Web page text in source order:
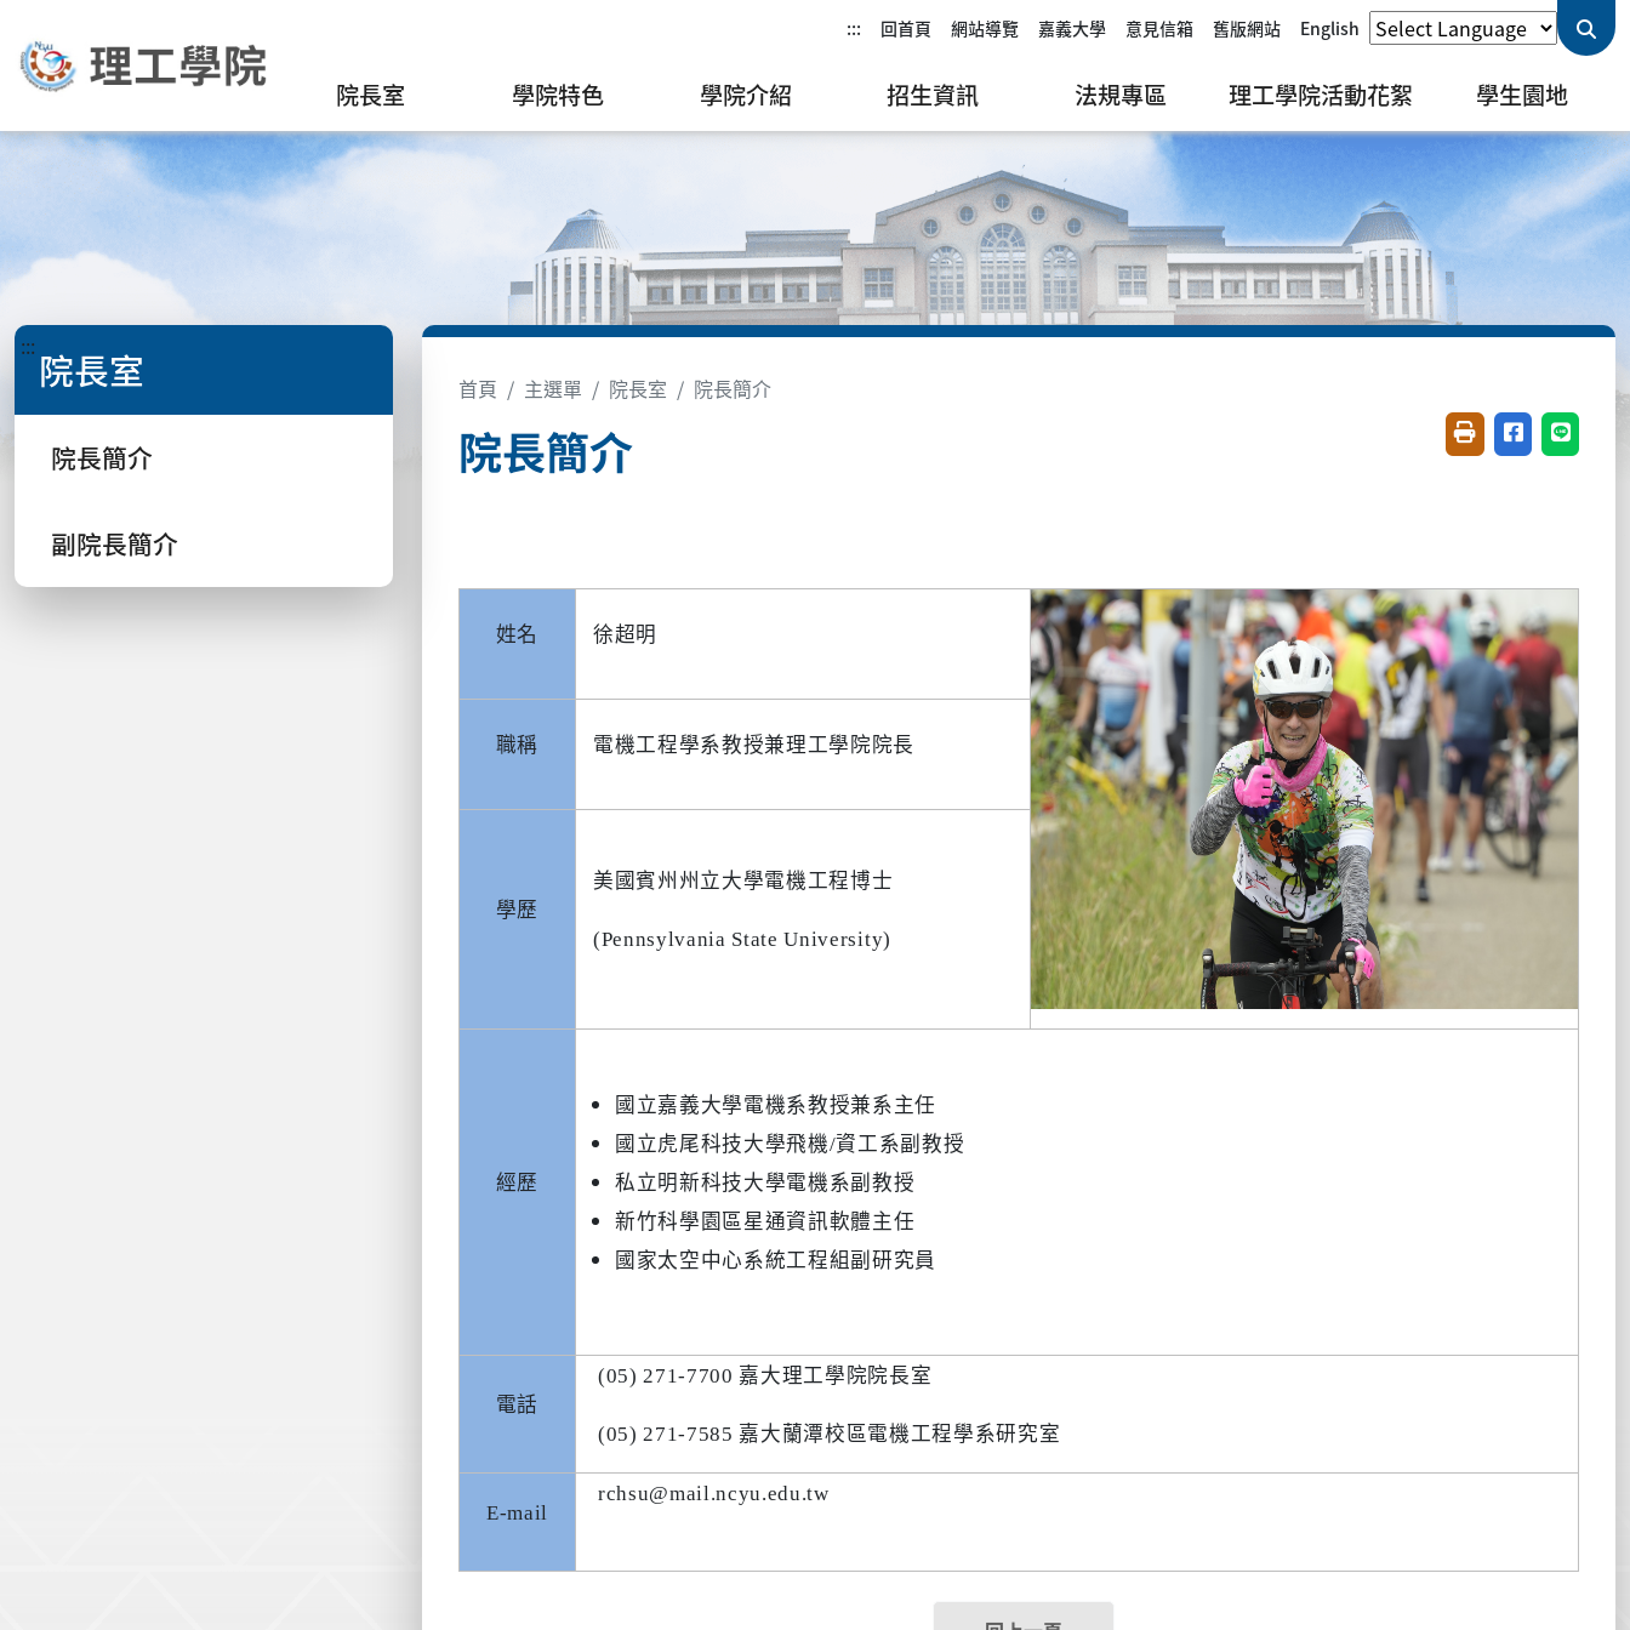
::: 回首頁 網站導覽 嘉義大學 意見信箱 舊版網站 English
院長室 學院特色 學院介紹 招生資訊 法規專區 理工學院活動花絮 學生園地
::: 院長室
院長簡介
副院長簡介
首頁 主選單 院長室 院長簡介
院長簡介 友善列印(開新視窗)
分享至臉書(
分享至
姓名 徐超明
職稱 電機工程學系教授兼理工學院院長
學歷
美國賓州州立大學電機工程博士
(Pennsylvania State University)
經歷
國立嘉義大學電機系教授兼系主任
國立虎尾科技大學飛機/資工系副教授
私立明新科技大學電機系副教授
新竹科學園區星通資訊軟體主任
國家太空中心系統工程組副研究員
電話
(05) 271-7700 嘉大理工學院院長室
(05) 271-7585 嘉大蘭潭校區電機工程學系研究室
E-mail
rchsu@mail.ncyu.edu.tw